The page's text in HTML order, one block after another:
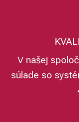
V našej
súlade so